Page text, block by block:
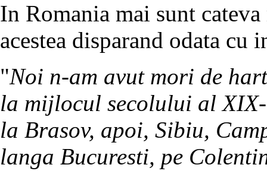
In Romania mai sunt
acestea disparand odata cu
"Noi n-am avut mori de
la mijlocul secolului al
la Brasov, apoi, Sibiu,
langa Bucuresti, pe